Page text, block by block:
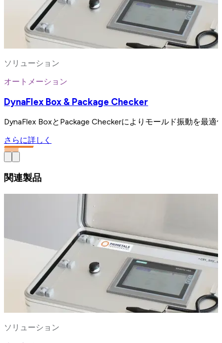
ソリューション
オートメーション
DynaFlex Box & Package Checker
DynaFlex BoxとPackage Checkerによりモールド振動を最
さらに詳しく
関連製品
ソリューション